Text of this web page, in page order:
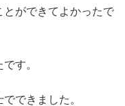
ができてよかったで
す。
できました。